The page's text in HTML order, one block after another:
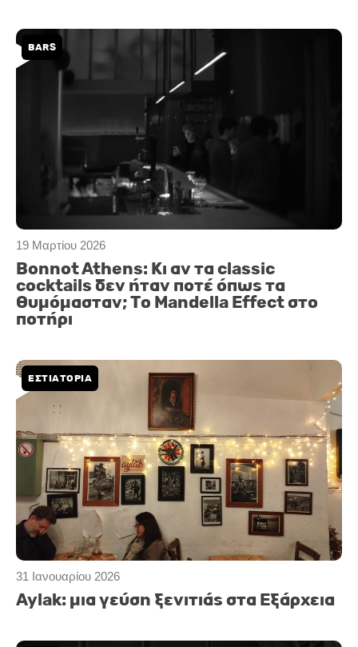
19 Μαρτίου 2026
BARS
Bonnot Athens: Κι αν τα classic
cocktails δεν ήταν ποτέ όπως τα
θυμόμασταν; Το Mandella Effect στο
ποτήρι
31 Ιανουαρίου 2026
ΕΣΤΙΑΤΟΡΙΑ
Aylak: μια γεύση ξενιτιάς στα Εξάρχεια